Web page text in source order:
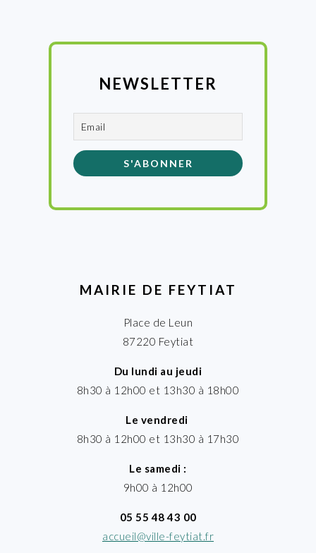
NEWSLETTER
MAIRIE DE FEYTIAT
Place de Leun
87220 Feytiat
Du lundi au jeudi
8h30 à 12h00 et 13h30 à 18h00
Le vendredi
8h30 à 12h00 et 13h30 à 17h30
Le samedi :
9h00 à 12h00
05 55 48 43 00
accueil@ville-feytiat.fr